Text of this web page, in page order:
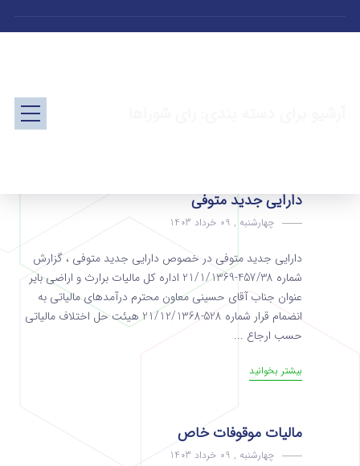
دارایی جدید متوفی
چهارشنبه , 09 خرداد 1403
دارایی جدید متوفی در خصوص دارایی جدید متوفی ، گزارش
شماره 457/38-21/1/1369 اداره کل مالیات برارث و اراضی بایر
عنوان جناب آقای حسینی معاون محترم درآمدهای مالیاتی به
انضمام قرار شماره 528-21/12/1368 هیئت حل اختلاف مالیاتی
حسب ارجاع ...
بیشتر بخوانید
مالیات موقوفات خاص
چهارشنبه , 09 خرداد 1403